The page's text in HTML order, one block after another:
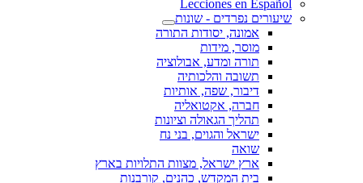
Lecciones en Español
שיעורים נפרדים - שונות
אמונה, יסודות התורה
מוסר, מידות
תורה ומדע, אבולוציה
תשובה והלכותיה
דיבור, שפה, אותיות
חברה, אקטואליה
תהליך הגאולה וציונות
ישראל והגוים, בני נח
שואה
ארץ ישראל, מצוות התלויות בארץ
בית המקדש, כהנים, קורבנות